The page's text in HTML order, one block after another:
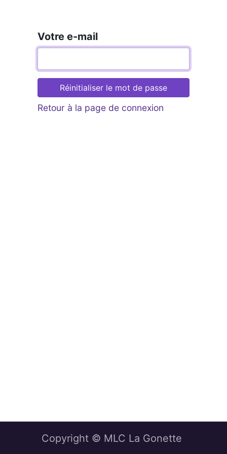
Votre e-mail
Réinitialiser le mot de passe
Retour à la page de connexion
Copyright © MLC La Gonette